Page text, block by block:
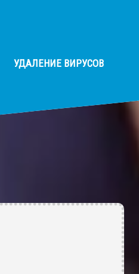
УДАЛЕНИЕ ВИРУСОВ